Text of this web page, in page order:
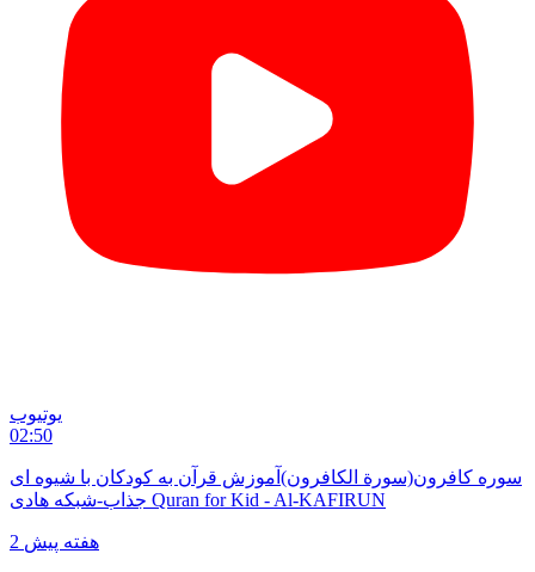
یوتیوب
02:50
سوره کافرون(سورة الکافرون)آموزش قرآن به کودکان با شیوه ای
جذاب-شبکه هادی Quran for Kid - Al-KAFIRUN
2 هفته پیش